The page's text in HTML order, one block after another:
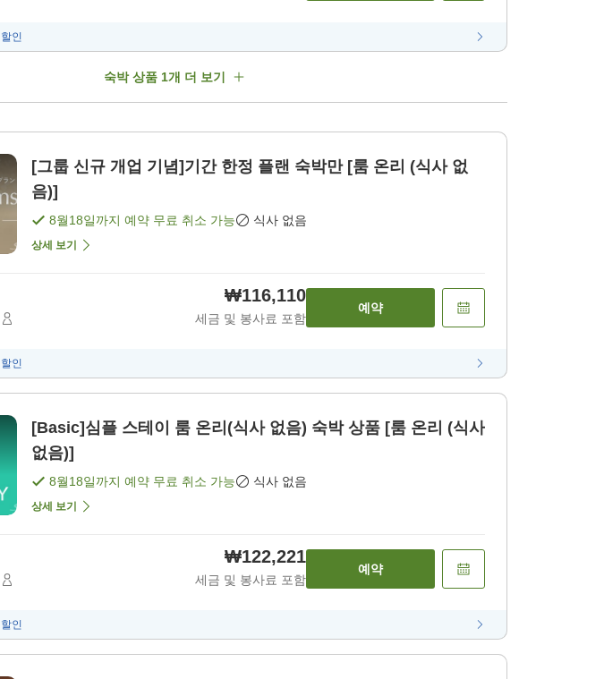
할인
숙박 상품 1개 더 보기
[그룹 신규 개업 기념]기간 한정 플랜 숙박만 [룸 온리 (식사 없
음)]
8월18일까지 예약 무료 취소 가능 식사 없음
상세 보기
₩116,110
세금 및 봉사료 포함
예약
할인
[Basic]심플 스테이 룸 온리(식사 없음) 숙박 상품 [룸 온리 (식사
없음)]
8월18일까지 예약 무료 취소 가능 식사 없음
상세 보기
₩122,221
세금 및 봉사료 포함
예약
할인